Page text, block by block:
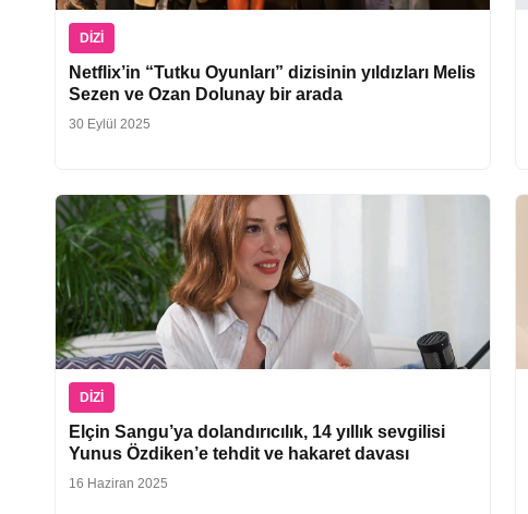
DIZI
Netflix’in “Tutku Oyunları” dizisinin yıldızları Melis
Sezen ve Ozan Dolunay bir arada
30 Eylül 2025
DIZI
Elçin Sangu’ya dolandırıcılık, 14 yıllık sevgilisi
Yunus Özdiken’e tehdit ve hakaret davası
16 Haziran 2025